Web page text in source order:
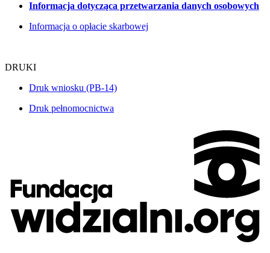
Informacja dotycząca przetwarzania danych osobowych
Informacja o opłacie skarbowej
DRUKI
Druk wniosku (PB-14)
Druk pełnomocnictwa